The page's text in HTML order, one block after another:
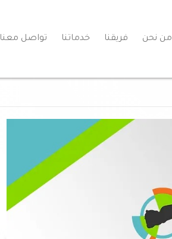
من نحن فريقنا خدماتنا تواصل معنا